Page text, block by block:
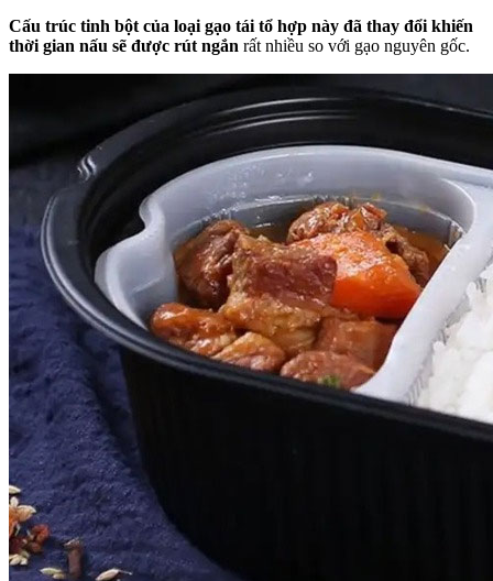
Cấu trúc tinh bột của loại gạo tái tổ hợp này đã thay đổi khiến
thời gian nấu sẽ được rút ngắn rất nhiều so với gạo nguyên gốc.